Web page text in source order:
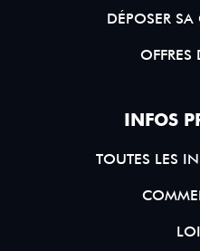
DÉPOSER
OFFRES
INFOS
TOUTES LES